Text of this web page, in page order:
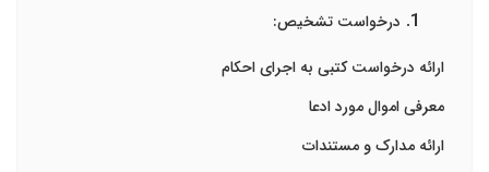
درخواست تشخیص:
ارائه درخواست کتبی به اجرای احکام
معرفی اموال مورد ادعا
ارائه مدارک و مستندات